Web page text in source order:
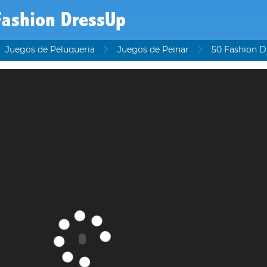
DressUp
Juegos de Peluqueria Juegos de Peinar 50 Fashion